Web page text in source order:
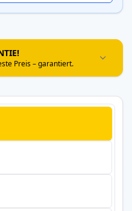
Preis – garantiert.